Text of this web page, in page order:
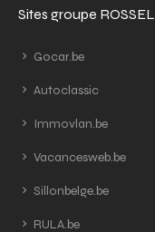
Sites groupe ROSSEL
Gocar.be
Autoclassic
Immovlan.be
Vacancesweb.be
Sillonbelge.be
RULA.be